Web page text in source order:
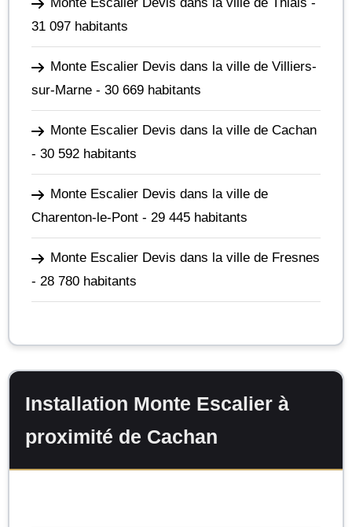
31 097 habitants
Monte Escalier Devis dans la ville de Villiers-
sur-Marne - 30 669 habitants
Monte Escalier Devis dans la ville de Cachan
- 30 592 habitants
Monte Escalier Devis dans la ville de
Charenton-le-Pont - 29 445 habitants
Monte Escalier Devis dans la ville de Fresnes
- 28 780 habitants
Installation Monte Escalier à
proximité de Cachan